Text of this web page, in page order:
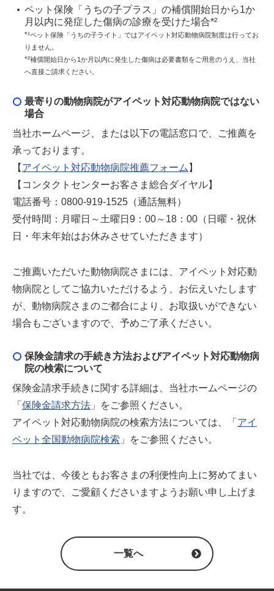
ペット保険「うちの子プラス」の補償開始日から1か
月以内に発症した傷病の診療を受けた場合*²
*¹ペット保険「うちの子ライト」ではアイペット対応動物病院制度は行ってお
りません。
*²補償開始日から1か月以内に発生した傷病は必要書類をご用意のうえ、当社
へ直接ご請求ください。
最寄りの動物病院がアイペット対応動物病院ではない
場合
当社ホームページ、または以下の電話窓口で、ご推薦を
承っております。
【 アイペット対応動物病院推薦フォーム 】
【コンタクトセンターお客さま総合ダイヤル】
電話番号：0800-919-1525（通話無料）
受付時間：月曜日～土曜日9：00～18：00（日曜・祝休
日・年末年始はお休みさせていただきます）
ご推薦いただいた動物病院さまには、アイペット対応動
物病院としてご協力いただけるよう、お伝えいたします
が、動物病院さまのご都合により、お取扱いができない
場合もございますので、予めご了承ください。
保険金請求の手続き方法およびアイペット対応動物病
院の検索について
保険金請求手続きに関する詳細は、当社ホームページの
「 保険金請求方法 」をご参照ください。
アイペット対応動物病院の検索方法については、「 アイ
ペット全国動物病院検索 」をご参照ください。
当社では、今後ともお客さまの利便性向上に努めてまい
りますので、ご愛顧くださいますようお願い申し上げま
す。
一覧へ